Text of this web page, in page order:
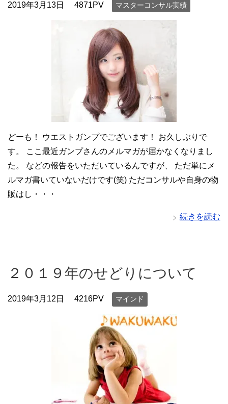
2019年3月13日 4871PV マスターコンサル実績
どーも！ ウエストガンプでございます！ お久しぶりで
す。 ここ最近ガンプさんのメルマガが届かなくなりまし
た。 などの報告をいただいているんですが、 ただ単にメ
ルマガ書いていないだけです(笑) ただコンサルや自身の物
販はし・・・
続きを読む
２０１９年のせどりについて
2019年3月12日 4216PV マインド